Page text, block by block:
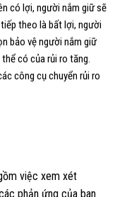
có lợi, người nắm giữ sẽ
theo là bất lợi, người
bảo vệ người nắm giữ
có của rủi ro tăng.
công cụ chuyển rủi ro
việc xem xét
phản ứng của ban